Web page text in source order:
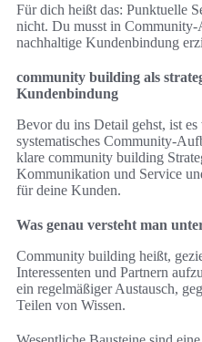
Für dich heißt das: Punktuelle
nicht. Du musst in
nachhaltige Kundenbindung
community building als
Kundenbindung
Bevor du ins Detail gehst, ist
systematisches Community-
klare community building
Kommunikation und Service
für deine Kunden.
Was genau versteht man
Community building heißt,
Interessenten und Partnern
ein regelmäßiger Austausch,
Teilen von Wissen.